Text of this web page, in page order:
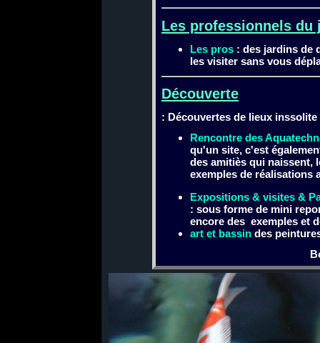
Les professionnels du
Les pros : des jardins de
les visiter sans vous
Découverte
: Découvertes de lieux
Rencontre des
qu'un site, c'est
des amitiès qui naissent,
exemples de réalisations
Expositions & visites &
: sous forme de mini
encore des exemples et
art et bassin des